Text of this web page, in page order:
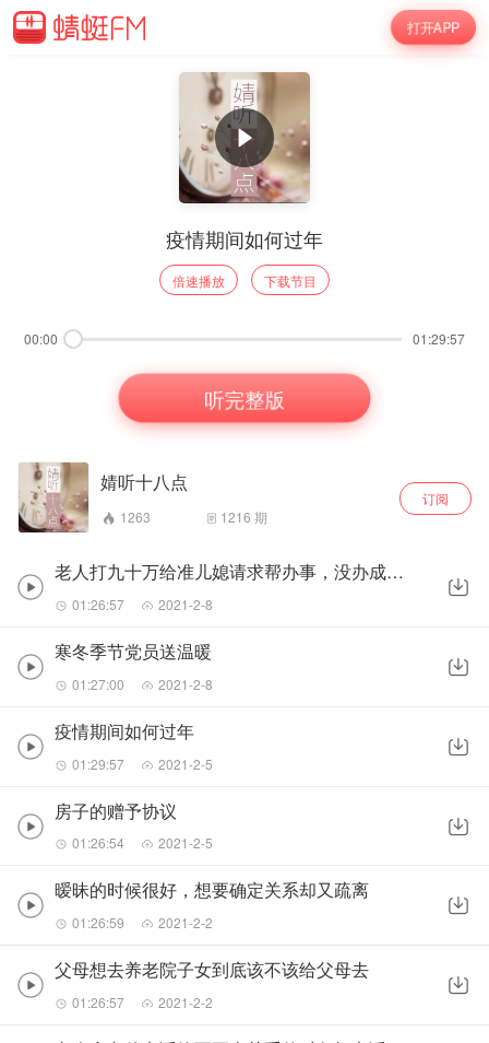
打开APP
疫情期间如何过年
倍速播放 下载节目
00:00 01:29:57
听完整版
婧听十八点
1263 1216 期
订阅
老人打九十万给准儿媳请求帮办事，没办成老人想要回
01:26:57 2021-2-8
寒冬季节党员送温暖
01:27:00 2021-2-8
疫情期间如何过年
01:29:57 2021-2-5
房子的赠予协议
01:26:54 2021-2-5
暧昧的时候很好，想要确定关系却又疏离
01:26:59 2021-2-2
父母想去养老院子女到底该不该给父母去
01:26:57 2021-2-2